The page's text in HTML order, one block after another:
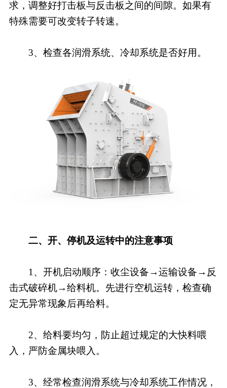
求，调整好打击板与反击板之间的间隙。如果有
特殊需要可改变转子转速。
3、检查各润滑系统、冷却系统是否好用。
二、开、停机及运转中的注意事项
1、开机启动顺序：收尘设备→运输设备→反
击式破碎机→给料机。先进行空机运转，检查确
定无异常现象后再给料。
2、给料要均匀，防止超过规定的大快料喂
入，严防金属块喂入。
3、经常检查润滑系统与冷却系统工作情况，